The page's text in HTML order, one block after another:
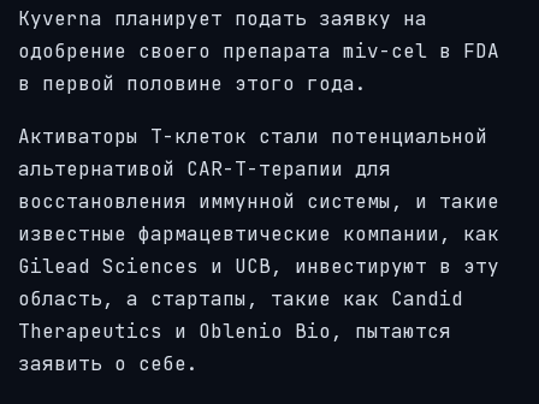
Kyverna планирует подать заявку на
одобрение своего препарата miv-cel в FDA
в первой половине этого года.
Активаторы Т-клеток стали потенциальной
альтернативой CAR-T-терапии для
восстановления иммунной системы, и такие
известные фармацевтические компании, как
Gilead Sciences и UCB, инвестируют в эту
область, а стартапы, такие как Candid
Therapeutics и Oblenio Bio, пытаются
заявить о себе.